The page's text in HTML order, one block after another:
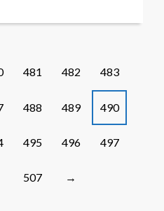
481 482 483
488 489 490
495 496 497
507 →